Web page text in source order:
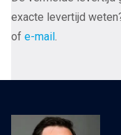
Chassisdeel
exacte levertijd
of e-mail.